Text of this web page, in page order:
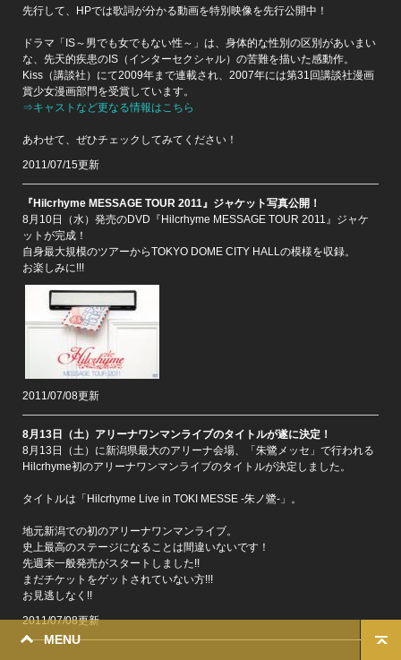
MENU
先行して、HPでは歌詞が分かる動画を特別映像を先行公開中！
ドラマ「IS～男でも女でもない性～」は、身体的な性別の区別があいまい
な、先天的疾患のIS（インターセクシャル）の苦難を描いた感動作。
Kiss（講談社）にて2009年まで連載され、2007年には第31回講談社漫画
賞少女漫画部門を受賞しています。
⇒キャストなど更なる情報はこちら
あわせて、ぜひチェックしてみてください！
2011/07/15更新
『Hilcrhyme MESSAGE TOUR 2011』ジャケット写真公開！
8月10日（水）発売のDVD『Hilcrhyme MESSAGE TOUR 2011』ジャケ
ットが完成！
自身最大規模のツアーからTOKYO DOME CITY HALLの模様を収録。
お楽しみに!!!
2011/07/08更新
8月13日（土）アリーナワンマンライブのタイトルが遂に決定！
8月13日（土）に新潟県最大のアリーナ会場、「朱鷺メッセ」で行われる
Hilcrhyme初のアリーナワンマンライブのタイトルが決定しました。
タイトルは「Hilcrhyme Live in TOKI MESSE -朱ノ鷺-」。
地元新潟での初のアリーナワンマンライブ。
史上最高のステージになることは間違いないです！
先週末一般発売がスタートしました!!
まだチケットをゲットされていない方!!!
お見逃しなく!!
2011/07/08更新